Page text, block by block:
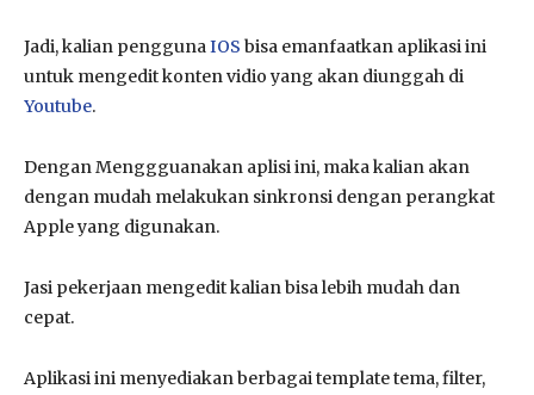
Jadi, kalian penggunaIOS bisa emanfaatkan aplikasi ini
untuk mengedit konten vidio yang akan diunggah di
Youtube.
Dengan Menggguanakan aplisi ini, maka kalian akan
dengan mudah melakukan sinkronsi dengan perangkat
Apple yang digunakan.
Jasi pekerjaan mengedit kalian bisa lebih mudah dan
cepat.
Aplikasi ini menyediakan berbagai template tema, filter,